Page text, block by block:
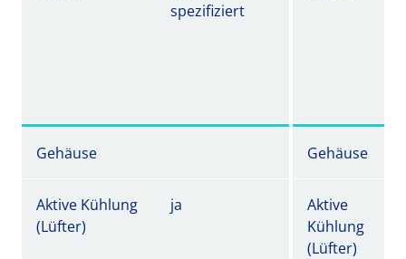
spezifiziert
Gehäuse Gehäuse
Aktive Kühlung
(Lüfter)
ja
Aktive
Kühlung
(Lüfter)